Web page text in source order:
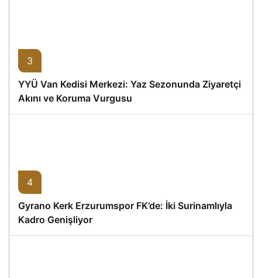
3
YYÜ Van Kedisi Merkezi: Yaz Sezonunda Ziyaretçi
Akını ve Koruma Vurgusu
4
Gyrano Kerk Erzurumspor FK’de: İki Surinamlıyla
Kadro Genişliyor